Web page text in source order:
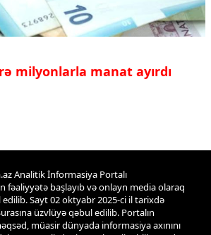
milyonlarla manat ayırdı
Analitik İnformasiya Portalı
fəaliyyətə başlayıb və onlayn media olaraq
Sayt 02 oktyabr 2025-ci il tarixdə
üzvlüyə qəbul edilib. Portalın
müasir dünyada informasiya axınını